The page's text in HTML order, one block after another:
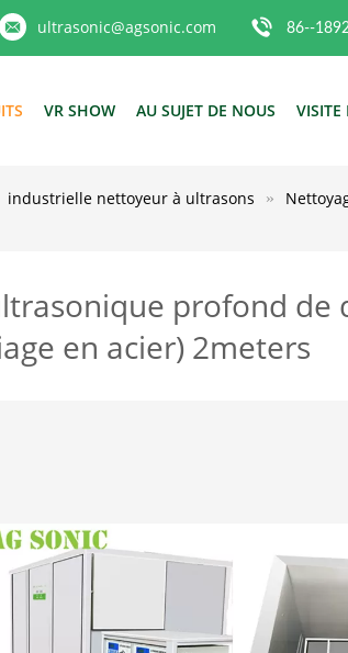
ultrasonic@agsonic.com 86--
VR SHOW AU SUJET DE NOUS VISITE
industrielle nettoyeur à ultrasons
profond de
en acier) 2meters